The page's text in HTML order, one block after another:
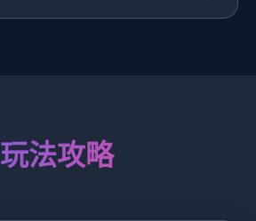
玩法攻略